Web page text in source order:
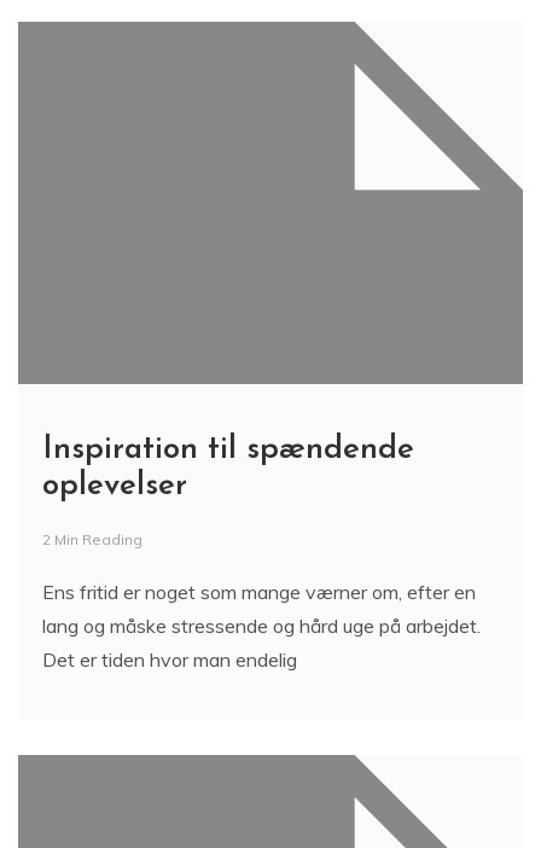
Inspiration til spændende
oplevelser
2 Min Reading
Ens fritid er noget som mange værner om, efter en
lang og måske stressende og hård uge på arbejdet.
Det er tiden hvor man endelig